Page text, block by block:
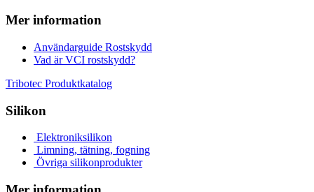
Mer information
Användarguide Rostskydd
Vad är VCI rostskydd?
Tribotec Produktkatalog
Silikon
Elektroniksilikon
Limning, tätning, fogning
Övriga silikonprodukter